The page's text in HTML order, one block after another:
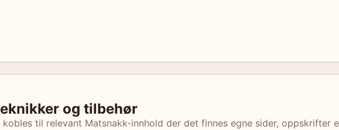
og tilbehør
til relevant Matsnakk-innhold der det finnes egne sider, oppskrifter